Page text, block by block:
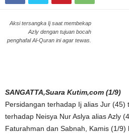
Aksi tersangka Ij saat membekap
Azly dengan tujuan bocah
penghafal Al-Quran ini agar tewas.
SANGATTA,Suara Kutim,com (1/9)
Persidangan terhadap Ij alias Jur
terhadap Neisya Nur Aslya alias Azly
Faturahman dan Sabnah, Kamis (1/